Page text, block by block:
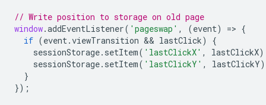
// Write position to storage on old page
window.addEventListener( 'pageswap' , (event) => {
if (event.viewTransition && lastClick)
{
sessionStorage. setItem( 'lastClickX' , lastClickX
sessionStorage. setItem( 'lastClickY' , lastClickY
}
});